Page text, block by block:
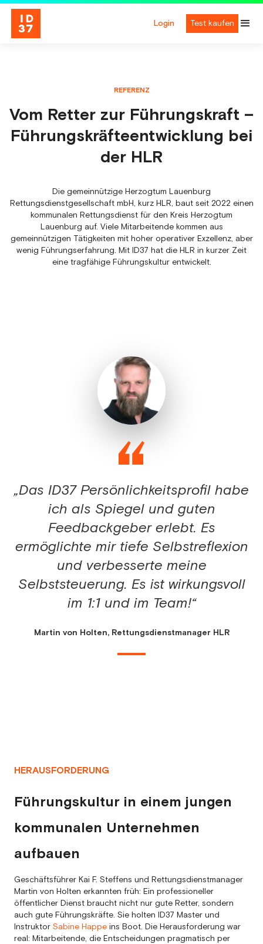
Login Test kaufen
REFERENZ
Vom Retter zur Führungskraft –
Führungskräfteentwicklung bei
der HLR
Die gemeinnützige Herzogtum Lauenburg
Rettungsdienstgesellschaft mbH, kurz HLR, baut seit 2022 einen
kommunalen Rettungsdienst für den Kreis Herzogtum
Lauenburg auf. Viele Mitarbeitende kommen aus
gemeinnützigen Tätigkeiten mit hoher operativer Exzellenz, aber
wenig Führungserfahrung. Mit ID37 hat die HLR in kurzer Zeit
eine tragfähige Führungskultur entwickelt.
„Das ID37 Persönlichkeitsprofil habe
ich als Spiegel und guten
Feedbackgeber erlebt. Es
ermöglichte mir tiefe Selbstreflexion
und verbesserte meine
Selbststeuerung. Es ist wirkungsvoll
im 1:1 und im Team!“
Martin von Holten, Rettungsdienstmanager HLR
HERAUSFORDERUNG
Führungskultur in einem jungen
kommunalen Unternehmen
aufbauen
Geschäftsführer Kai F. Steffens und Rettungsdienstmanager
Martin von Holten erkannten früh: Ein professioneller
öffentlicher Dienst braucht nicht nur gute Retter, sondern
auch gute Führungskräfte. Sie holten ID37 Master und
Instruktor Sabine Happe ins Boot. Die Herausforderung war
real: Mitarbeitende, die Entscheidungen pragmatisch per